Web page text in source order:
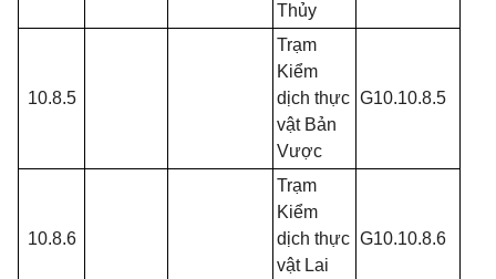
Thủy
10.8.5
Trạm
Kiểm
dịch thực
vật Bản
Vược
G10.10.8.5
10.8.6
Trạm
Kiểm
dịch thực
vật Lai
G10.10.8.6